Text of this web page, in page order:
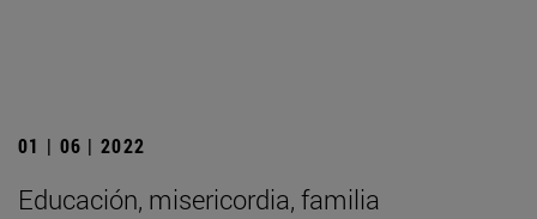
01 | 06 | 2022
Educación, misericordia, familia